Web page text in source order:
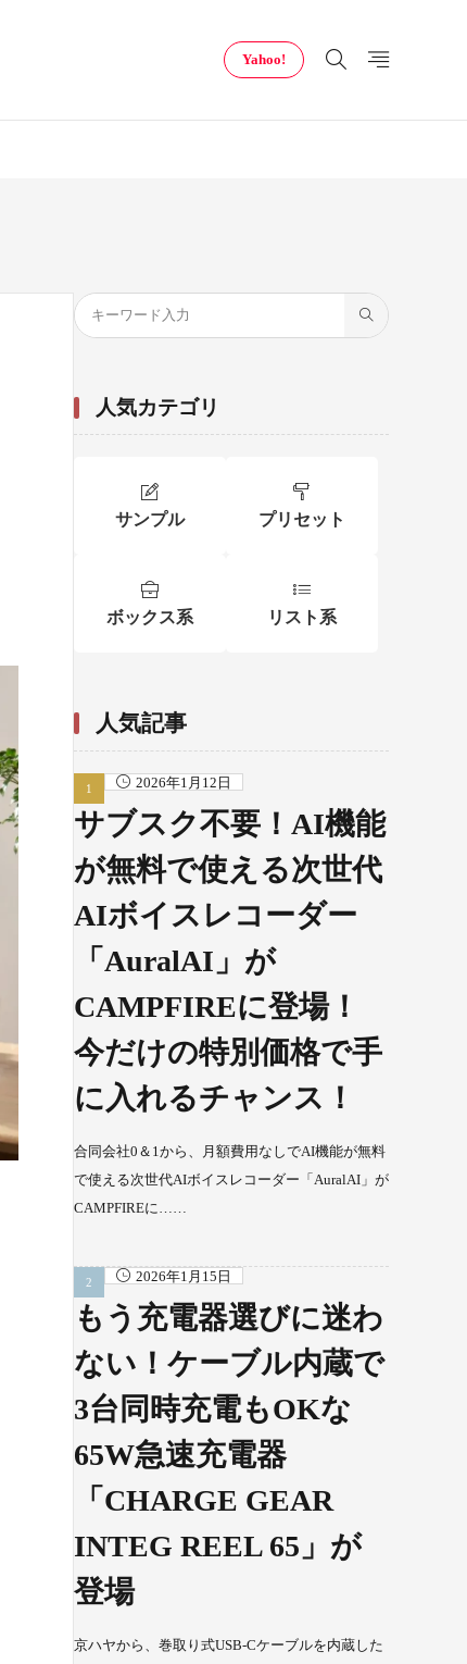
Yahoo!
人気カテゴリ
サンプル プリセット
ボックス系 リスト系
人気記事
2026年1月12日
サブスク不要！AI機能
が無料で使える次世代
AIボイスレコーダー
「AuralAI」が
CAMPFIREに登場！
今だけの特別価格で手
に入れるチャンス！
合同会社0＆1から、月額費用なしでAI機能が無料
で使える次世代AIボイスレコーダー「AuralAI」が
CAMPFIREに……
2026年1月15日
もう充電器選びに迷わ
ない！ケーブル内蔵で
3台同時充電もOKな
65W急速充電器
「CHARGE GEAR
INTEG REEL 65」が
登場
京ハヤから、巻取り式USB-Cケーブルを内蔵した